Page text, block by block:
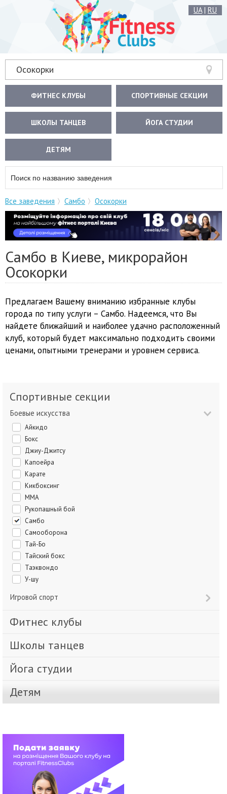
UA| RU
Осокорки
ФИТНЕС КЛУБЫ СПОРТИВНЫЕ СЕКЦИИ
ШКОЛЫ ТАНЦЕВ ЙОГА СТУДИИ
ДЕТЯМ
Все заведения Самбо Осокорки
Самбо в Киеве, микрорайон
Осокорки
Предлагаем Вашему вниманию избранные клубы
города по типу услуги – Самбо. Надеемся, что Вы
найдете ближайший и наиболее удачно расположенный
клуб, который будет максимально подходить своими
ценами, опытными тренерами и уровнем сервиса.
Спортивные секции
Боевые искусства
Айкидо
Бокс
Джиу-Джитсу
Капоейра
Карате
Кикбоксинг
ММА
Рукопашный бой
Самбо
Самооборона
Тай-Бо
Тайский бокс
Таэквондо
У-шу
Игровой спорт
Фитнес клубы
Школы танцев
Йога студии
Детям